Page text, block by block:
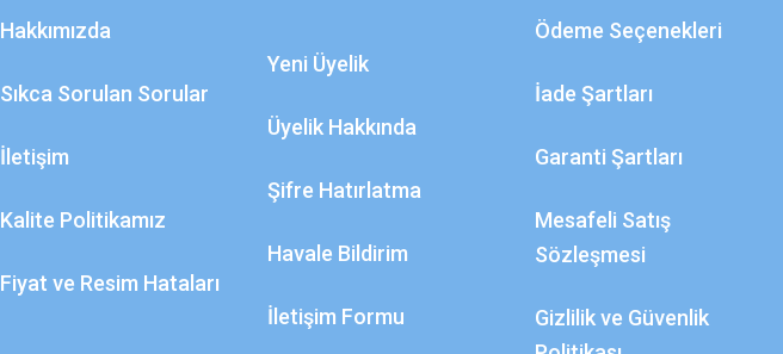
Hakkımızda
Sıkca Sorulan Sorular
İletişim
Kalite Politikamız
Fiyat ve Resim Hataları
Yeni Üyelik
Üyelik Hakkında
Şifre Hatırlatma
Havale Bildirim
İletişim Formu
Ödeme Seçenekleri
İade Şartları
Garanti Şartları
Mesafeli Satış
Sözleşmesi
Gizlilik ve Güvenlik